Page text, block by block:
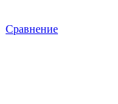
Сравнение